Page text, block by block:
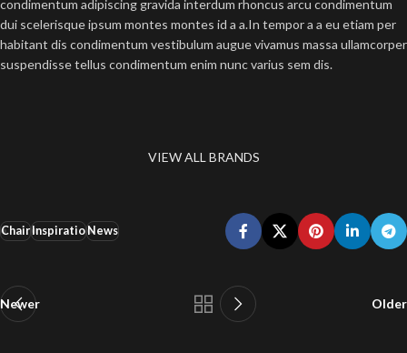
condimentum adipiscing gravida interdum rhoncus arcu condimentum
dui scelerisque ipsum montes montes id a a.In tempor a a eu etiam per
habitant dis condimentum vestibulum augue vivamus massa ullamcorper
suspendisse tellus condimentum enim nunc varius sem dis.
VIEW ALL BRANDS
ChairInspiratioNews
Newer Older